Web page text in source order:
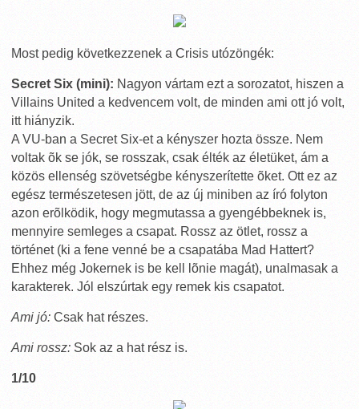
Most pedig következzenek a Crisis utózöngék:
Secret Six (mini): Nagyon vártam ezt a sorozatot, hiszen a
Villains United a kedvencem volt, de minden ami ott jó volt,
itt hiányzik.
A VU-ban a Secret Six-et a kényszer hozta össze. Nem
voltak õk se jók, se rosszak, csak élték az életüket, ám a
közös ellenség szövetségbe kényszerítette õket. Ott ez az
egész természetesen jött, de az új miniben az író folyton
azon erõlködik, hogy megmutassa a gyengébbeknek is,
mennyire semleges a csapat. Rossz az ötlet, rossz a
történet (ki a fene venné be a csapatába Mad Hattert?
Ehhez még Jokernek is be kell lõnie magát), unalmasak a
karakterek. Jól elszúrtak egy remek kis csapatot.
Ami jó: Csak hat részes.
Ami rossz: Sok az a hat rész is.
1/10